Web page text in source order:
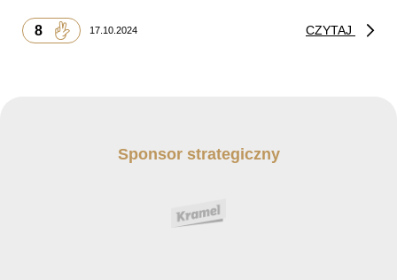
8 17.10.2024 CZYTAJ
Sponsor strategiczny